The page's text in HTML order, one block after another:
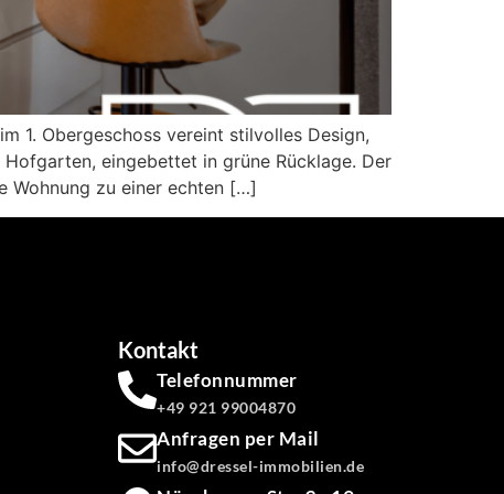
1. Obergeschoss vereint stilvolles Design,
eingebettet in grüne Rücklage. Der
Wohnung zu einer echten […]
Kontakt
Telefonnummer
+49 921 99004870
Anfragen per Mail
info@dressel-immobilien.de